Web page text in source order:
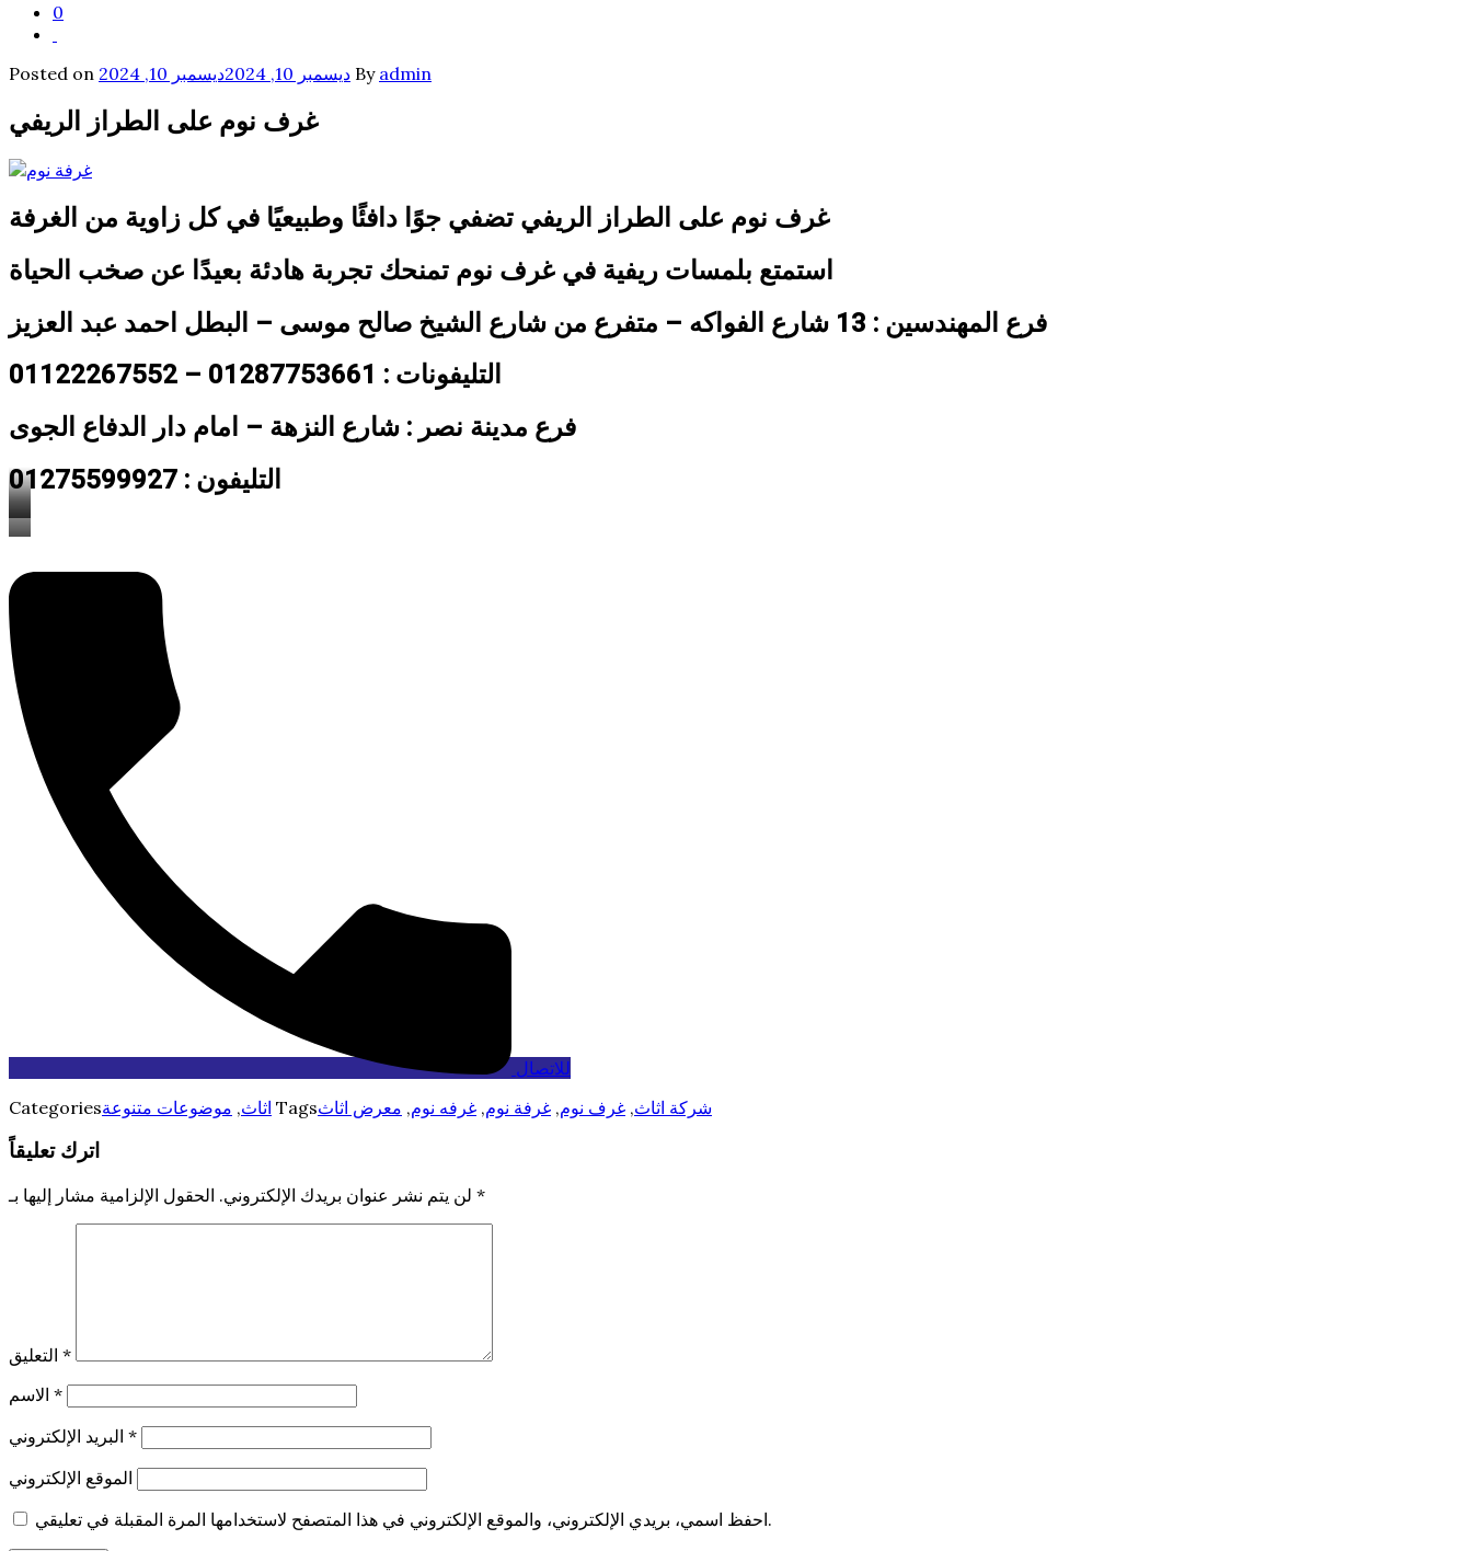
0
Posted on ديسمبر 10, 2024 ديسمبر 10, 2024 By admin
غرف نوم على الطراز الريفي
غرف نوم على الطراز الريفي تضفي جوًا دافئًا وطبيعيًا في كل زاوية من الغرفة
استمتع بلمسات ريفية في غرف نوم تمنحك تجربة هادئة بعيدًا عن صخب الحياة
فرع المهندسين : 13 شارع الفواكه – متفرع من شارع الشيخ صالح موسى – البطل احمد عبد العزيز
التليفونات : 01287753661 – 01122267552
فرع مدينة نصر : شارع النزهة – امام دار الدفاع الجوى
التليفون : 01275599927
للاتصال
Categories
اثاث, موضوعات متنوعة Tags شركة اثاث, غرف نوم, غرفة نوم, غرفه نوم, معرض اثاث
اترك تعليقاً
لن يتم نشر عنوان بريدك الإلكتروني. *
*
*
*
الموقع الإلكتروني
احفظ اسمي، بريدي الإلكتروني، والموقع الإلكتروني في هذا المتصفح لاستخدامها المرة المقبلة في تعليقي.